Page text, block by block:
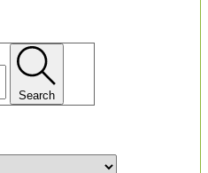
Search